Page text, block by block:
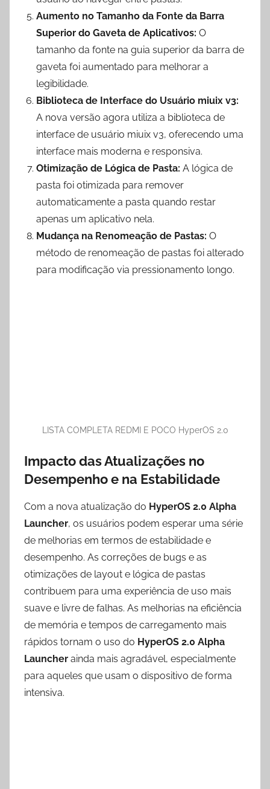
Aumento no Tamanho da Fonte da Barra
Superior do Gaveta de Aplicativos: O
tamanho da fonte na guia superior da barra de
gaveta foi aumentado para melhorar a
legibilidade.
Biblioteca de Interface do Usuário miuix v3:
A nova versão agora utiliza a biblioteca de
interface de usuário miuix v3, oferecendo uma
interface mais moderna e responsiva.
Otimização de Lógica de Pasta: A lógica de
pasta foi otimizada para remover
automaticamente a pasta quando restar
apenas um aplicativo nela.
Mudança na Renomeação de Pastas: O
método de renomeação de pastas foi alterado
para modificação via pressionamento longo.
LISTA COMPLETA REDMI E POCO HyperOS 2.0
Impacto das Atualizações no
Desempenho e na Estabilidade
Com a nova atualização do HyperOS 2.0 Alpha
Launcher, os usuários podem esperar uma série
de melhorias em termos de estabilidade e
desempenho. As correções de bugs e as
otimizações de layout e lógica de pastas
contribuem para uma experiência de uso mais
suave e livre de falhas. As melhorias na eficiência
de memória e tempos de carregamento mais
rápidos tornam o uso do HyperOS 2.0 Alpha
Launcher ainda mais agradável, especialmente
para aqueles que usam o dispositivo de forma
intensiva.